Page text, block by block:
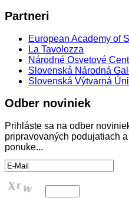
Partneri
European Academy of
La Tavolozza
Národné Osvetové
Slovenská Národná
Slovenská Výtvarná
Odber noviniek
Prihláste sa na odber
pripravovaných podujatiach
ponuke...